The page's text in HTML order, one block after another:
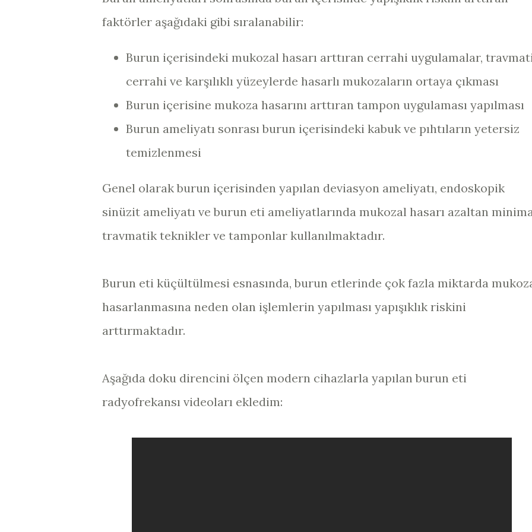
faktörler aşağıdaki gibi sıralanabilir:
Burun içerisindeki mukozal hasarı arttıran cerrahi uygulamalar,
cerrahi ve karşılıklı yüzeylerde hasarlı mukozaların ortaya çıkması
Burun içerisine mukoza hasarını arttıran tampon uygulaması yapılması
Burun ameliyatı sonrası burun içerisindeki kabuk ve pıhtıların yetersiz
temizlenmesi
Genel olarak burun içerisinden yapılan deviasyon ameliyatı, endoskopik
sinüzit ameliyatı ve burun eti ameliyatlarında mukozal hasarı azaltan
travmatik teknikler ve tamponlar kullanılmaktadır.
Burun eti küçültülmesi esnasında, burun etlerinde çok fazla miktarda
hasarlanmasına neden olan işlemlerin yapılması yapışıklık riskini
arttırmaktadır.
Aşağıda doku direncini ölçen modern cihazlarla yapılan burun eti
radyofrekansı videoları ekledim: